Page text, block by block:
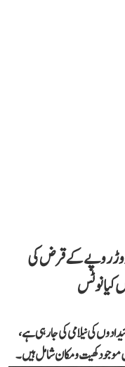
کی مشکلات میں اضافہ، 16 کروڑ روپے کے قرض کی
کیا نوٹس
کی نیلامی کی جا رہی ہے،
موجود کھیت و مکان شامل ہیں۔